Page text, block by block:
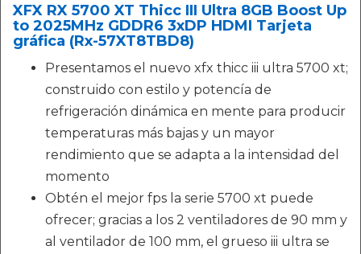
XFX RX 5700 XT Thicc III Ultra 8GB Boost Up
to 2025MHz GDDR6 3xDP HDMI Tarjeta
gráfica (Rx-57XT8TBD8)
Presentamos el nuevo xfx thicc iii ultra 5700 xt;
construido con estilo y potencía de
refrigeración dinámica en mente para producir
temperaturas más bajas y un mayor
rendimiento que se adapta a la intensidad del
momento
Obtén el mejor fps la serie 5700 xt puede
ofrecer; gracias a los 2 ventiladores de 90 mm y
al ventilador de 100 mm, el grueso iii ultra se